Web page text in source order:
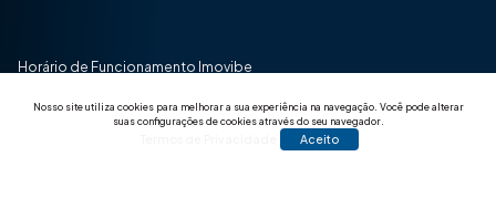
Nosso site utiliza cookies para melhorar a sua experiência na navegação. Você pode alterar
suas configurações de cookies através do seu navegador.
Aceito
Horário de Funcionamento Imovibe
Seg a Sexta das 8hrs às 17h30min